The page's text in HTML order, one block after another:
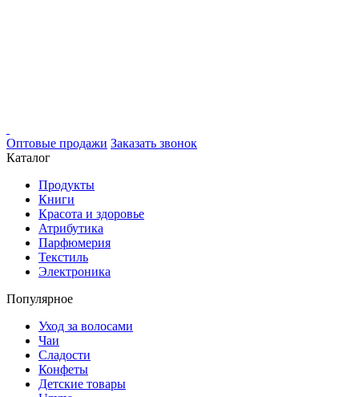
Оптовые продажи Заказать звонок
Каталог
Продукты
Книги
Красота и здоровье
Атрибутика
Парфюмерия
Текстиль
Электроника
Популярное
Уход за волосами
Чаи
Сладости
Конфеты
Детские товары